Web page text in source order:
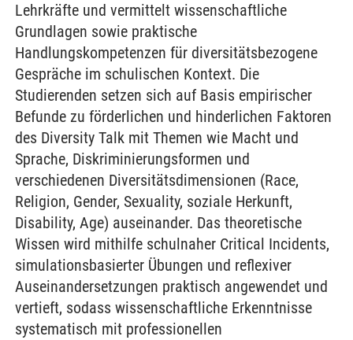
Lehrkräfte und vermittelt wissenschaftliche
Grundlagen sowie praktische
Handlungskompetenzen für diversitätsbezogene
Gespräche im schulischen Kontext. Die
Studierenden setzen sich auf Basis empirischer
Befunde zu förderlichen und hinderlichen Faktoren
des Diversity Talk mit Themen wie Macht und
Sprache, Diskriminierungsformen und
verschiedenen Diversitätsdimensionen (Race,
Religion, Gender, Sexuality, soziale Herkunft,
Disability, Age) auseinander. Das theoretische
Wissen wird mithilfe schulnaher Critical Incidents,
simulationsbasierter Übungen und reflexiver
Auseinandersetzungen praktisch angewendet und
vertieft, sodass wissenschaftliche Erkenntnisse
systematisch mit professionellen